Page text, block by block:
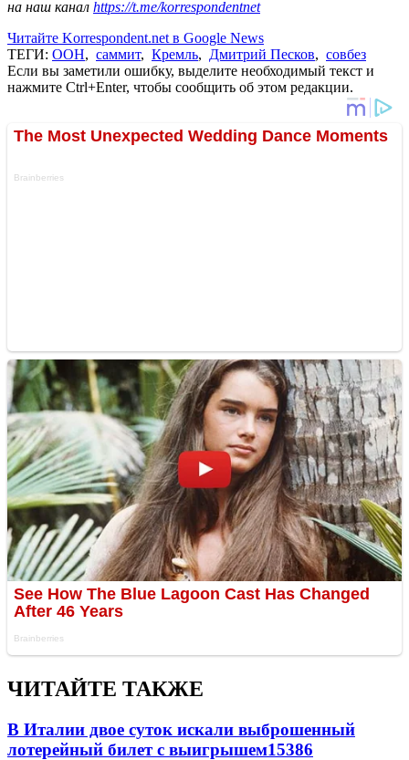
на наш канал https://t.me/korrespondentnet
Читайте Korrespondent.net в Google News
ТЕГИ: ООН, саммит, Кремль, Дмитрий Песков, совбез
Если вы заметили ошибку, выделите необходимый текст и
нажмите Ctrl+Enter, чтобы сообщить об этом редакции.
ЧИТАЙТЕ ТАКЖЕ
В Италии двое суток искали выброшенный
лотерейный билет с выигрышем15386